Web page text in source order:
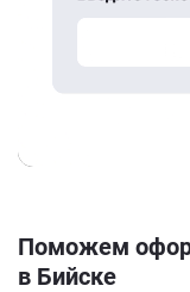
Поможем
в Бийске